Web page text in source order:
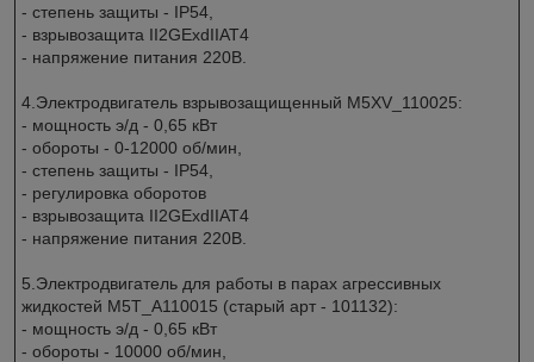
- степень защиты - IP54,
- взрывозащита II2GExdIIAT4
- напряжение питания 220В.
4.Электродвигатель взрывозащищенный M5XV_110025:
- мощность э/д - 0,65 кВт
- обороты - 0-12000 об/мин,
- степень защиты - IP54,
- регулировка оборотов
- взрывозащита II2GExdIIAT4
- напряжение питания 220В.
5.Электродвигатель для работы в парах агрессивных
жидкостей M5T_A110015 (старый арт - 101132):
- мощность э/д - 0,65 кВт
- обороты - 10000 об/мин,